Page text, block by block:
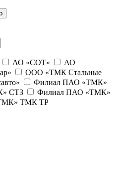
АО «СОТ»
АО
ООО «ТМК Стальные
Филиал ПАО «ТМК»
СТЗ
Филиал ПАО «ТМК»
ТМК ТР